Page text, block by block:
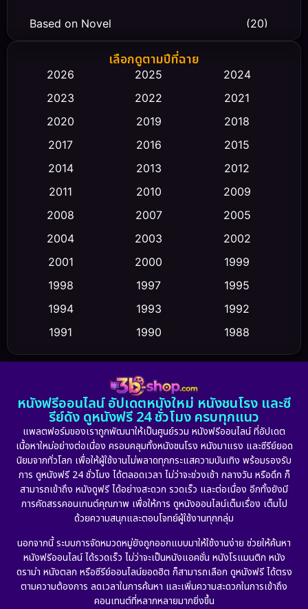
Based on Novel (20)
Biography ชีวิตจริง
Classic หนังคลาสสิก (23)
Comedy ตลก (470)
Conspiracy
Crime อาชญากรรม (352)
Culture (23)
Dance เต้น
Detective สืบสวน (5)
Detective สืบสวน (56)
Disaster (10)
Disney+ (23)
Drama ดราม่า (887)
Dystopian (17)
เลือกดูตามปีที่ฉาย
2026 2025
2024
2023
2022
2021
2020
2019
2018
2017
2016
2015
2014
2013
2012
2011
2010
2009
2008
2007
2005
2004
2003
2002
2001
2000
1999
1998
1997
1995
1994
1993
1992
1991
1990
1988
1986
1985
1983
1981
1974
1971 1962
หนังฟรีออนไลน์ อัปเดตหนังใหม่ หนังชนโรง และซี
รีย์ดัง ดูหนังฟรี 24 ชั่วโมง ครบทุกแนว
แพลตฟอร์มของเราถูกพัฒนาให้เป็นศูนย์รวม หนังฟรีออนไลน์ ที่อัปเดต
เนื้อหาใหม่อย่างต่อเนื่อง ครอบคลุมทั้งหนังชนโรง หนังมาแรง และซีรีย์ยอด
นิยมจากทั่วโลก เพื่อให้ผู้ใช้งานไม่พลาดทุกกระแสความบันเทิง พร้อมรองรับ
การ ดูหนังฟรี 24 ชั่วโมง ได้ตลอดเวลา ไม่ว่าจะช่วงเช้า กลางวัน หรือดึก ก็
สามารถเข้าถึง หนังดูฟรี ได้อย่างสะดวก รวดเร็ว และต่อเนื่อง อีกทั้งยังมี
การคัดสรรคอนเทนต์คุณภาพ เพื่อให้การ ดูหนังออนไลน์เต็มเรื่อง เต็มไป
ด้วยความสนุกและตอบโจทย์ผู้ใช้งานทุกกลุ่ม
นอกจากนี้ ระบบการจัดหมวดหมู่ยังถูกออกแบบมาให้ใช้งานง่าย ช่วยให้ค้นหา
หนังฟรีออนไลน์ ได้รวดเร็ว ไม่ว่าจะเป็นหนังแอคชั่น หนังโรแมนติก หนัง
ดราม่า หนังตลก หรือซีรีย์ออนไลน์ยอดฮิต ก็สามารถเลือก ดูหนังฟรี ได้ตรง
ตามความต้องการ ลดเวลาในการค้นหา และเพิ่มความสะดวกในการเข้าถึง
คอนเทนต์ที่หลากหลายมากยิ่งขึ้น